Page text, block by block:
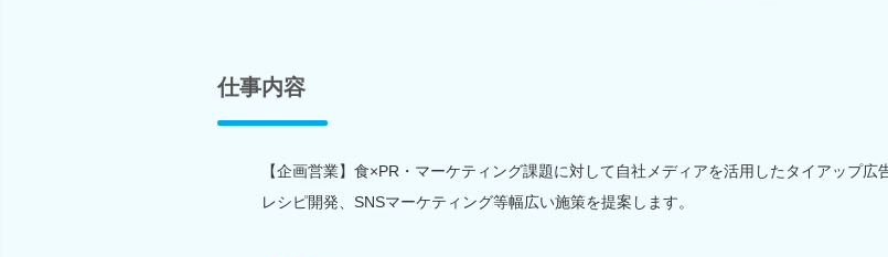
仕事内容
【企画営業】食×PR・マーケティング課題に対して自社メディアを活用したタイアップ広
レシピ開発、SNSマーケティング等幅広い施策を提案します。